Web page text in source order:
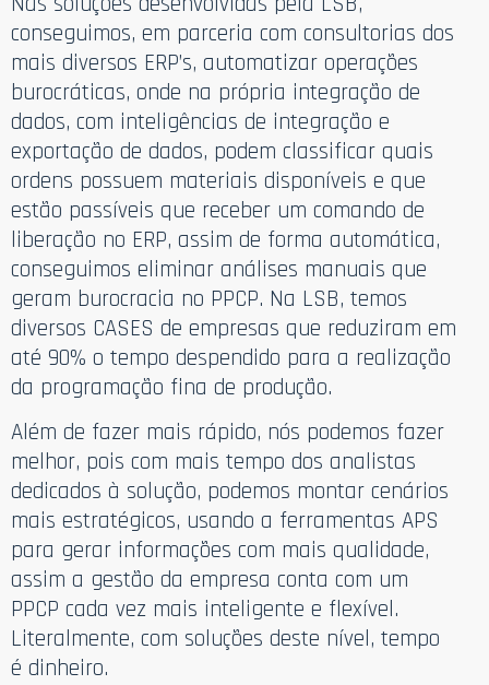
conseguimos, em parceria com consultorias dos
mais diversos ERP’s, automatizar operações
burocráticas, onde na própria integração de
dados, com inteligências de integração e
exportação de dados, podem classificar quais
ordens possuem materiais disponíveis e que
estão passíveis que receber um comando de
liberação no ERP, assim de forma automática,
conseguimos eliminar análises manuais que
geram burocracia no PPCP. Na LSB, temos
diversos CASES de empresas que reduziram em
até 90% o tempo despendido para a realização
da programação fina de produção.
Além de fazer mais rápido, nós podemos fazer
melhor, pois com mais tempo dos analistas
dedicados à solução, podemos montar cenários
mais estratégicos, usando a ferramentas APS
para gerar informações com mais qualidade,
assim a gestão da empresa conta com um
PPCP cada vez mais inteligente e flexível.
Literalmente, com soluções deste nível, tempo
é dinheiro.